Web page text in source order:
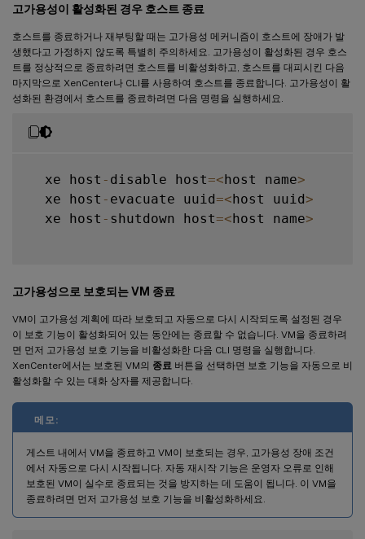
고가용성이 활성화된 경우 호스트 종료
호스트를 종료하거나 재부팅할 때는 고가용성 메커니즘이 호스트에 장애가 발
생했다고 가정하지 않도록 특별히 주의하세요. 고가용성이 활성화된 경우 호스
트를 정상적으로 종료하려면 호스트를 비활성화하고, 호스트를 대피시킨 다음
마지막으로 XenCenter나 CLI를 사용하여 호스트를 종료합니다. 고가용성이 활
성화된 환경에서 호스트를 종료하려면 다음 명령을 실행하세요.
  xe host
- disable host=<host name>
  xe host
- evacuate uuid=<host uuid>
  xe host
- shutdown host=<host name>
고가용성으로 보호되는 VM 종료
VM이 고가용성 계획에 따라 보호되고 자동으로 다시 시작되도록 설정된 경우
이 보호 기능이 활성화되어 있는 동안에는 종료할 수 없습니다. VM을 종료하려
면 먼저 고가용성 보호 기능을 비활성화한 다음 CLI 명령을 실행합니다.
XenCenter에서는 보호된 VM의 종료 버튼을 선택하면 보호 기능을 자동으로 비
활성화할 수 있는 대화 상자를 제공합니다.
메모:
게스트 내에서 VM을 종료하고 VM이 보호되는 경우, 고가용성 장애 조건
에서 자동으로 다시 시작됩니다. 자동 재시작 기능은 운영자 오류로 인해
보호된 VM이 실수로 종료되는 것을 방지하는 데 도움이 됩니다. 이 VM을
종료하려면 먼저 고가용성 보호 기능을 비활성화하세요.